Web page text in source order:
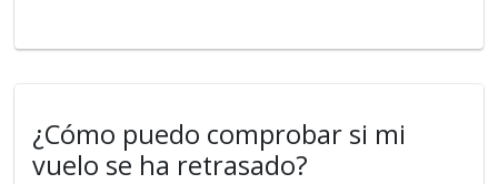
¿Cómo puedo comprobar si mi
vuelo se ha retrasado?